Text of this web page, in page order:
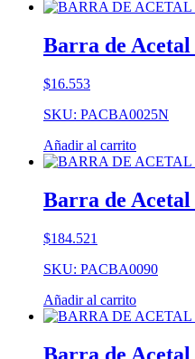
Barra de
$16.553
SKU: PACBA0025N
Añadir al carrito
Barra de
$184.521
SKU: PACBA0090
Añadir al carrito
Barra de